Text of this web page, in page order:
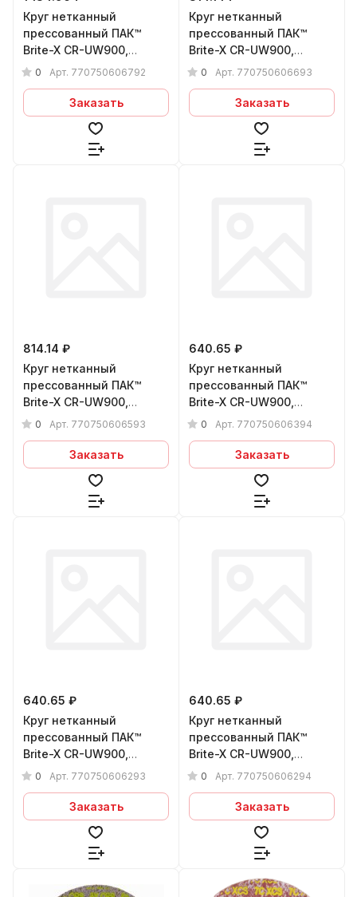
Круг нетканный
прессованный ПАК™
Brite-X CR-UW900,
Сeramic, Ø75х6x6 мм, 7C
0 Арт. 770750606792
Заказать
Круг нетканный
прессованный ПАК™
Brite-X CR-UW900,
Сeramic, Ø75х6x6 мм, 6C
0 Арт. 770750606693
Заказать
814.14 ₽
Круг нетканный
прессованный ПАК™
Brite-X CR-UW900,
Сeramic, Ø75х6x6 мм, 5C
0 Арт. 770750606593
Заказать
640.65 ₽
Круг нетканный
прессованный ПАК™
Brite-X CR-UW900,
Сeramic, Ø75х6x6 мм, 3C
0 Арт. 770750606394
Заказать
640.65 ₽
Круг нетканный
прессованный ПАК™
Brite-X CR-UW900,
Сeramic, Ø75х6x6 мм, 2C
0 Арт. 770750606293
Заказать
640.65 ₽
Круг нетканный
прессованный ПАК™
Brite-X CR-UW900,
Сeramic, Ø75х6x6 мм, 2C
0 Арт. 770750606294
Заказать